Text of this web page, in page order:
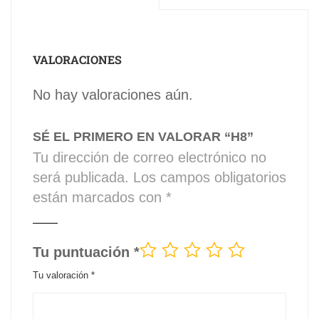
VALORACIONES
No hay valoraciones aún.
SÉ EL PRIMERO EN VALORAR “H8”
Tu dirección de correo electrónico no
será publicada. Los campos obligatorios
están marcados con *
Tu puntuación *
Tu valoración *